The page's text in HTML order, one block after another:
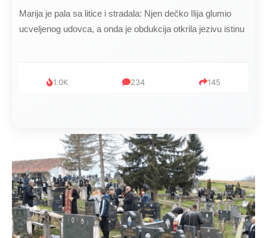
Kad se Marin suprug razbolio ona ga kupala, pelene mu
mijenjala: Jedno jutro je poslao po čokoladu..
999 321 234